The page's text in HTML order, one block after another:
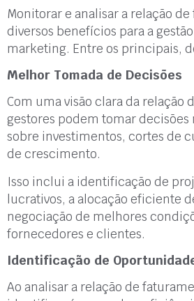
Monitorar e analisar a relação
diversos benefícios para a
marketing. Entre os principais,
Melhor Tomada de Decisões
Com uma visão clara da relação
gestores podem tomar decisões
sobre investimentos, cortes de
de crescimento.
Isso inclui a identificação de
lucrativos, a alocação eficiente
negociação de melhores
fornecedores e clientes.
Identificação de
Ao analisar a relação de